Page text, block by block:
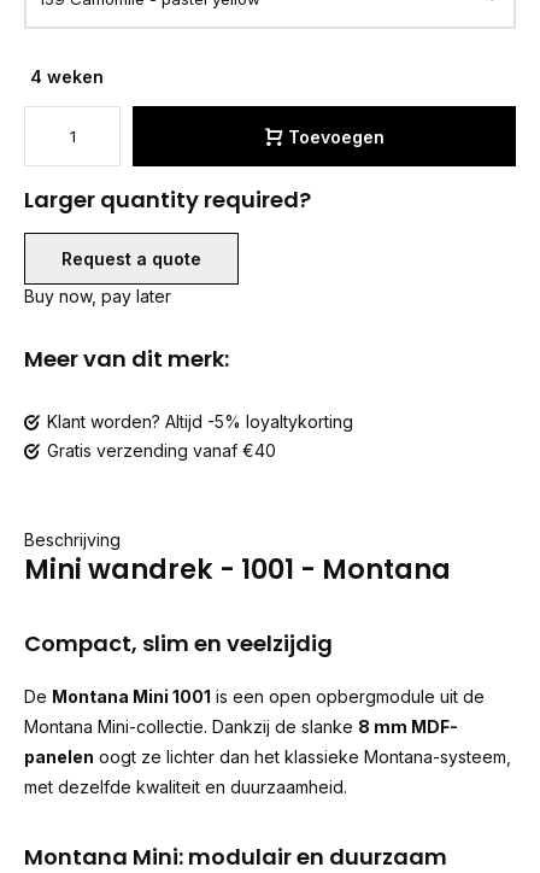
4 weken
Toevoegen
Larger quantity required?
Request a quote
Buy now, pay later
Meer van dit merk:
Klant worden? Altijd -5% loyaltykorting
Gratis verzending vanaf €40
Beschrijving
Mini wandrek - 1001 - Montana
Compact, slim en veelzijdig
De Montana Mini 1001 is een open opbergmodule uit de
Montana Mini-collectie. Dankzij de slanke 8 mm MDF-
panelen oogt ze lichter dan het klassieke Montana-systeem,
met dezelfde kwaliteit en duurzaamheid.
Montana Mini: modulair en duurzaam